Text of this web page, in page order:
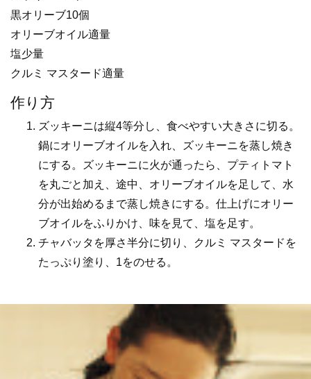
黒オリーブ10個
オリーブオイル適量
塩少量
クルミ マスタード適量
作り方
ズッキーニは縦4等分し、食べやすい大きさに切る。
鍋にオリーブオイルを入れ、ズッキーニを蒸し焼き
にする。ズッキーニに火が通ったら、プティトマト
を丸ごと加え、途中、オリーブオイルを足して、水
分が出始めるまで蒸し焼きにする。仕上げにオリー
ブオイルをふりかけ、味を見て、塩を足す。
チャバッタを厚さ半分に切り、クルミ マスタードを
たっぷり塗り、1をのせる。